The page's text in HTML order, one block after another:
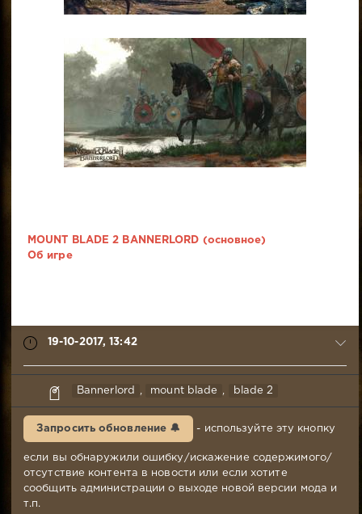
MOUNT BLADE 2 BANNERLORD (основное)
Об игре
19-10-2017, 13:42
syabr
19-
13:42
Комментариев:
22
Bannerlord , mount blade , blade 2
Запросить обновление 🔔 - используйте эту кнопку
если вы обнаружили ошибку/искажение содержимого/
отсутствие контента в новости или если хотите
сообщить администрации о выходе новой версии мода и
т.п.